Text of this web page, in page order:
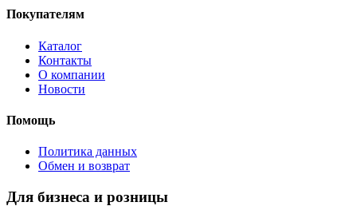
Покупателям
Каталог
Контакты
О компании
Новости
Помощь
Политика данных
Обмен и возврат
Для бизнеса и розницы